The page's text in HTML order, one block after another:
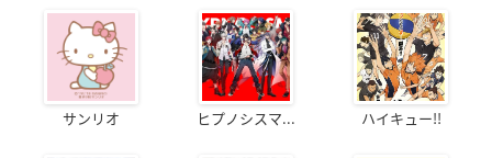
サンリオ ヒプノシスマ... ハイキュー!!